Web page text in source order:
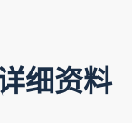
细资料